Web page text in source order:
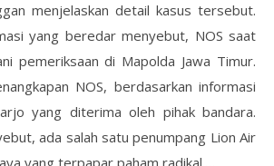
menjelaskan detail kasus tersebut.
yang beredar menyebut, NOS saat
pemeriksaan di Mapolda Jawa Timur.
NOS, berdasarkan informasi
yang diterima oleh pihak bandara.
ada salah satu penumpang Lion Air
yang terpapar paham radikal.…